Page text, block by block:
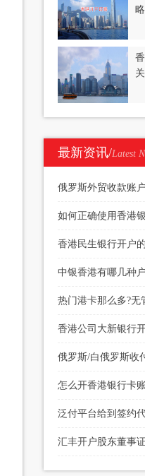
略
最新资讯/Latest
俄罗斯外贸收款账
求
如何正确使用香港
香港民生银行开户
中银香港有哪几种
续费多少
热门港卡那么多?无
开户当天下户?
香港公司大新银行
音
俄罗斯/白俄罗斯收
怎么开香港银行卡
护
泛付平台给到签约
权限
汇丰开户股东董事
上